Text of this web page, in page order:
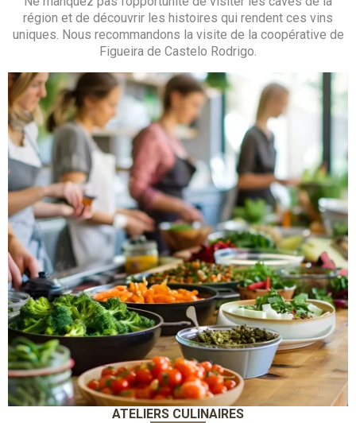
région et de découvrir les histoires qui rendent ces vins
uniques. Nous recommandons la visite de la coopérative de
Figueira de Castelo Rodrigo.
ATELIERS CULINAIRES